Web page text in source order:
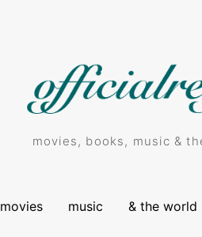
movies, books, music &
movies music & the world